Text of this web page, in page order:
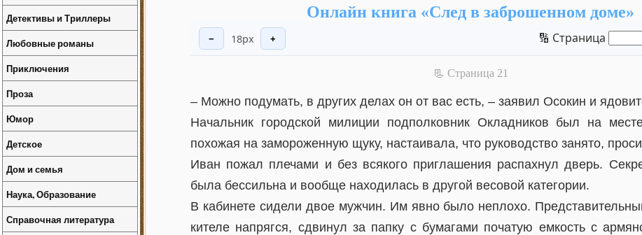
Онлайн книга «След в заброшенном доме»
− 18px + 🔢 Страница
📃 Cтраница 21
– Можно подумать, в других делах он от вас есть, – заявил Осокин и
Начальник городской милиции подполковник Окладников был на
похожая на замороженную щуку, настаивала, что руководство занято,
Иван пожал плечами и без всякого приглашения распахнул дверь.
была бессильна и вообще находилась в другой весовой категории.
В кабинете сидели двое мужчин. Им явно было неплохо.
кителе напрягся, сдвинул за папку с бумагами початую емкость с
Детективы и Триллеры
Любовные романы
Приключения
Проза
Юмор
Детское
Дом и семья
Наука, Образование
Справочная литература